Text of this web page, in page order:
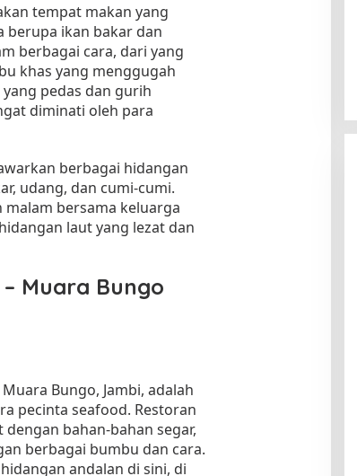
tempat makan yang
berupa ikan bakar dan
berbagai cara, dari yang
khas yang menggugah
pedas dan gurih
diminati oleh para
berbagai hidangan
udang, dan cumi-cumi.
bersama keluarga
laut yang lezat dan
Muara Bungo
Bungo, Jambi, adalah
pecinta seafood. Restoran
bahan-bahan segar,
berbagai bumbu dan cara.
andalan di sini, di